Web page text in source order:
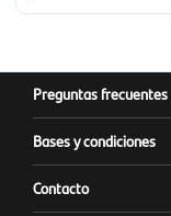
Preguntas frecuentes
Bases y condiciones
Contacto